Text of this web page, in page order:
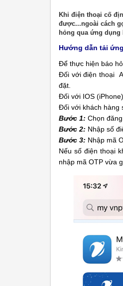
Khi điện thoại cố
được...ngoài cách
hỏng qua ứng dụng
Hướng dẫn tải
Để thực hiện báo
Đối với điện thoại
đặt.
Đối với IOS
Đối với khách hàng
Bước 1: Chọn
Bước 2: Nhập số
Bước 3: Nhập mã
Nếu số điện thoại
nhập mã OTP vừa